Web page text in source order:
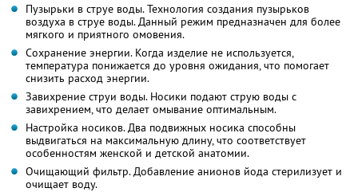
Пузырьки в струе воды. Технология создания пузырьков
воздуха в струе воды. Данный режим предназначен для более
мягкого и приятного омовения.
Сохранение энергии. Когда изделие не используется,
температура понижается до уровня ожидания, что помогает
снизить расход энергии.
Завихрение струи воды. Носики подают струю воды с
завихрением, что делает омывание оптимальным.
Настройка носиков. Два подвижных носика способны
выдвигаться на максимальную длину, что соответствует
особенностям женской и детской анатомии.
Очищающий фильтр. Добавление анионов йода стерилизует и
очищает воду.